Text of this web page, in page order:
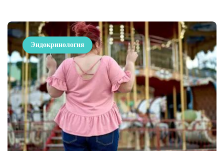
Эндокринология